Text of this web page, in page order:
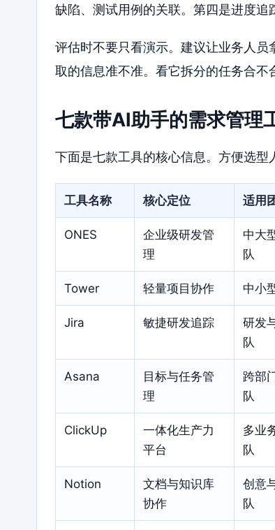
缺陷、测试用例的关联。第四是进度追
评估时不要只看演示。建议让业务人
取的信息准不准。看它拆分的任务合不
七款带AI助手的需求管理
下面是七款工具的核心信息。方便选型
工具名称 核心定位 适用
ONES
企业级研发管
理
中大
队
Tower 轻量项目协作 中小
Jira 敏捷研发追踪
研发
队
Asana
目标与任务管
理
跨部
队
ClickUp
一体化生产力
平台
多业
队
Notion
文档与知识库
协作
创意
队